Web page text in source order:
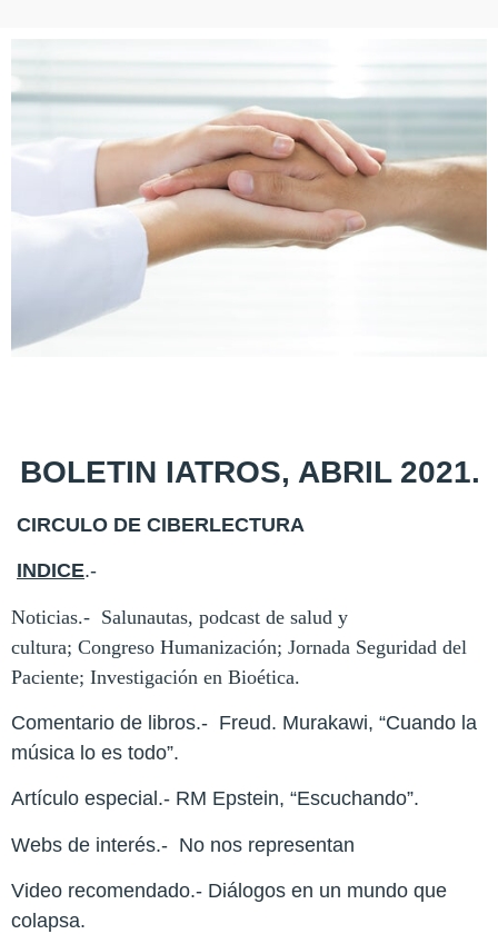
BOLETIN IATROS, ABRIL 2021.
CIRCULO DE CIBERLECTURA
INDICE.-
Noticias.- Salunautas, podcast de salud y
cultura; Congreso Humanización; Jornada Seguridad del
Paciente; Investigación en Bioética.
Comentario de libros.- Freud. Murakawi, “Cuando la
música lo es todo”.
Artículo especial.- RM Epstein, “Escuchando”.
Webs de interés.- No nos representan
Video recomendado.- Diálogos en un mundo que
colapsa.